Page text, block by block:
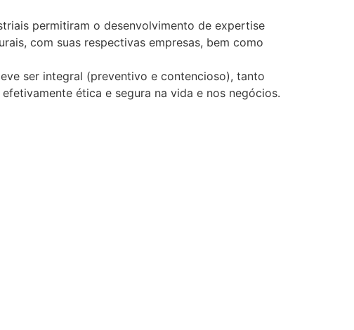
permitiram o desenvolvimento de expertise
com suas respectivas empresas, bem como
ser integral (preventivo e contencioso), tanto
ética e segura na vida e nos negócios.